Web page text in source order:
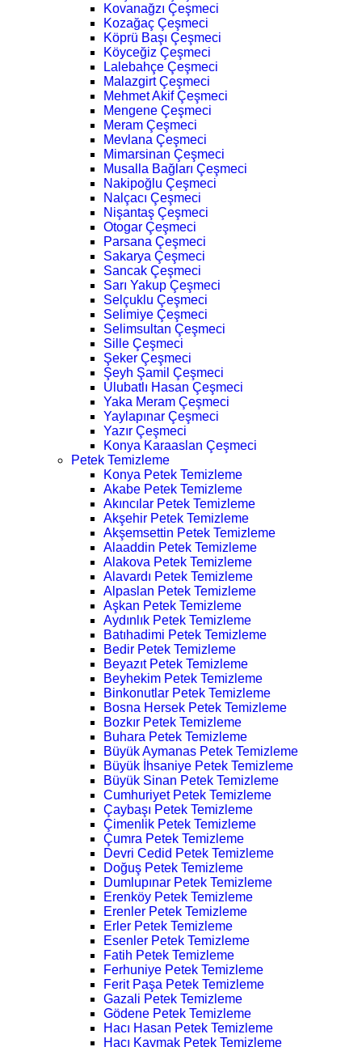
Kovanağzı Çeşmeci
Kozağaç Çeşmeci
Köprü Başı Çeşmeci
Köyceğiz Çeşmeci
Lalebahçe Çeşmeci
Malazgirt Çeşmeci
Mehmet Akif Çeşmeci
Mengene Çeşmeci
Meram Çeşmeci
Mevlana Çeşmeci
Mimarsinan Çeşmeci
Musalla Bağları Çeşmeci
Nakipoğlu Çeşmeci
Nalçacı Çeşmeci
Nişantaş Çeşmeci
Otogar Çeşmeci
Parsana Çeşmeci
Sakarya Çeşmeci
Sancak Çeşmeci
Sarı Yakup Çeşmeci
Selçuklu Çeşmeci
Selimiye Çeşmeci
Selimsultan Çeşmeci
Sille Çeşmeci
Şeker Çeşmeci
Şeyh Şamil Çeşmeci
Ulubatlı Hasan Çeşmeci
Yaka Meram Çeşmeci
Yaylapınar Çeşmeci
Yazır Çeşmeci
Konya Karaaslan Çeşmeci
Petek Temizleme
Konya Petek Temizleme
Akabe Petek Temizleme
Akıncılar Petek Temizleme
Akşehir Petek Temizleme
Akşemsettin Petek Temizleme
Alaaddin Petek Temizleme
Alakova Petek Temizleme
Alavardı Petek Temizleme
Alpaslan Petek Temizleme
Aşkan Petek Temizleme
Aydınlık Petek Temizleme
Batıhadimi Petek Temizleme
Bedir Petek Temizleme
Beyazıt Petek Temizleme
Beyhekim Petek Temizleme
Binkonutlar Petek Temizleme
Bosna Hersek Petek Temizleme
Bozkır Petek Temizleme
Buhara Petek Temizleme
Büyük Aymanas Petek Temizleme
Büyük İhsaniye Petek Temizleme
Büyük Sinan Petek Temizleme
Cumhuriyet Petek Temizleme
Çaybaşı Petek Temizleme
Çimenlik Petek Temizleme
Çumra Petek Temizleme
Devri Cedid Petek Temizleme
Doğuş Petek Temizleme
Dumlupınar Petek Temizleme
Erenköy Petek Temizleme
Erenler Petek Temizleme
Erler Petek Temizleme
Esenler Petek Temizleme
Fatih Petek Temizleme
Ferhuniye Petek Temizleme
Ferit Paşa Petek Temizleme
Gazali Petek Temizleme
Gödene Petek Temizleme
Hacı Hasan Petek Temizleme
Hacı Kaymak Petek Temizleme